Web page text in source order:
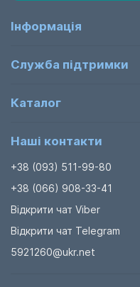
Інформація
Служба підтримки
Каталог
Наші контакти
+38 (093) 511-99-80
+38 (066) 908-33-41
Відкрити чат Viber
Відкрити чат Telegram
5921260@ukr.net